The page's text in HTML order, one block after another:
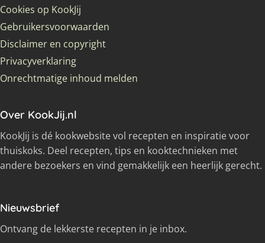
Cookies op KookJij
Gebruikersvoorwaarden
Disclaimer en copyright
Privacyverklaring
Onrechtmatige inhoud melden
Over KookJij.nl
KookJij is dé kookwebsite vol recepten en inspiratie voor
thuiskoks. Deel recepten, tips en kooktechnieken met
andere bezoekers en vind gemakkelijk een heerlijk gerecht.
Nieuwsbrief
Ontvang de lekkerste recepten in je inbox.